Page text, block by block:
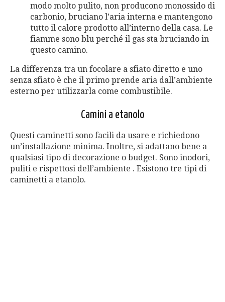
modo molto pulito, non producono monossido di
carbonio, bruciano l’aria interna e mantengono
tutto il calore prodotto all’interno della casa. Le
fiamme sono blu perché il gas sta bruciando in
questo camino.
La differenza tra un focolare a sfiato diretto e uno
senza sfiato è che il primo prende aria dall’ambiente
esterno per utilizzarla come combustibile.
Camini a etanolo
Questi caminetti sono facili da usare e richiedono
un’installazione minima. Inoltre, si adattano bene a
qualsiasi tipo di decorazione o budget. Sono inodori,
puliti e rispettosi dell’ambiente . Esistono tre tipi di
caminetti a etanolo.